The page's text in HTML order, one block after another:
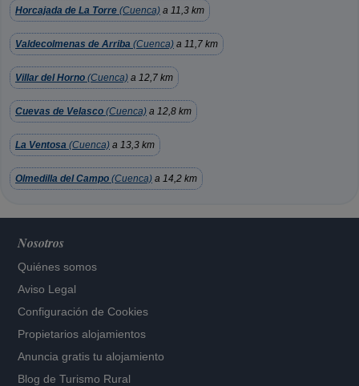
Horcajada de La Torre (Cuenca) a 11,3 km
Valdecolmenas de Arriba (Cuenca) a 11,7 km
Villar del Horno (Cuenca) a 12,7 km
Cuevas de Velasco (Cuenca) a 12,8 km
La Ventosa (Cuenca) a 13,3 km
Olmedilla del Campo (Cuenca) a 14,2 km
Nosotros
Quiénes somos
Aviso Legal
Configuración de Cookies
Propietarios alojamientos
Anuncia gratis tu alojamiento
Blog de Turismo Rural